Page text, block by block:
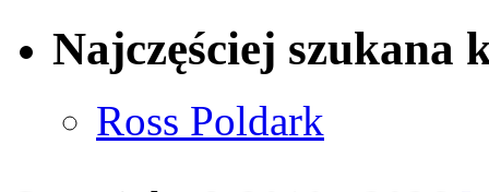
Najczęściej szukana
Ross Poldark